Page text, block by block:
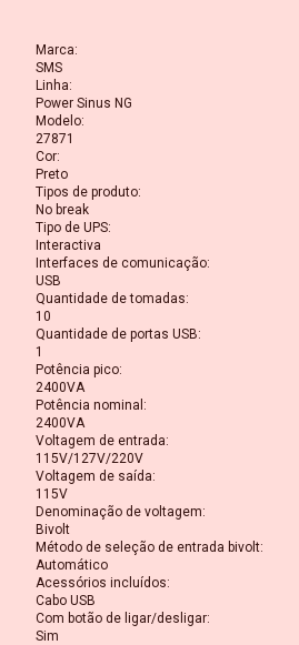
Marca:
SMS
Linha:
Power Sinus NG
Modelo:
27871
Cor:
Preto
Tipos de produto:
No break
Tipo de UPS:
Interactiva
Interfaces de comunicação:
USB
Quantidade de tomadas:
10
Quantidade de portas USB:
1
Potência pico:
2400VA
Potência nominal :
2400VA
Voltagem de entrada:
115V/127V/220V
Voltagem de saída:
115V
Denominação de voltagem:
Bivolt
Método de seleção de entrada bivolt:
Automático
Acessórios incluídos:
Cabo USB
Com botão de ligar/desligar:
Sim